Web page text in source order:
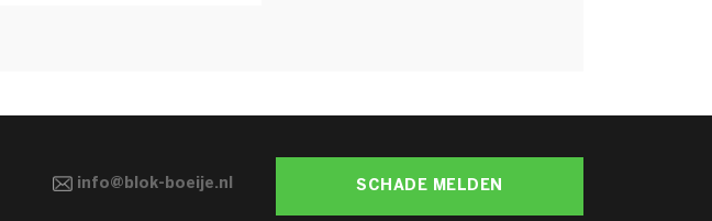
info@blok-boeije.nl SCHADE MELDEN